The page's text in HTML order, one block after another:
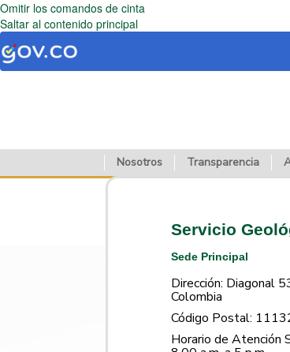
Omitir los comandos de cinta
Saltar al contenido principal
Nosotros Transparencia
Servicio
Sede Principal
Dirección: Diagonal
Colombia
Código Postal:
Horario de Atención